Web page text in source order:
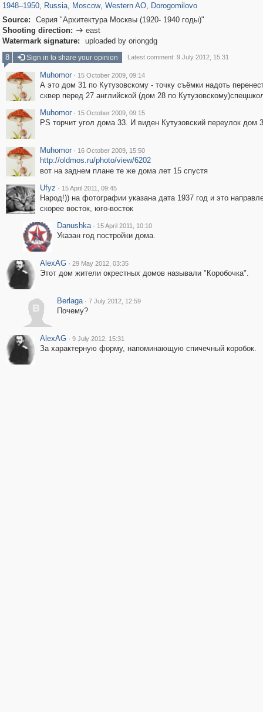
1948–1950, Russia, Moscow, Western AO, Dorogomilovo
Source:
Серия "Архитектура Москвы (1920- 1940 годы)"
Shooting direction:  east
Watermark signature:
uploaded by oriongdg
8
Sign in to share your opinion Latest comment: 9 July 2012, 15:31
Muhomor · 15 October 2009, 09:14
А это дом 31 по Кутузовскому - точку съёмки надоть
сквер перед 27 английской (дом 28 по
Muhomor · 15 October 2009, 09:15
PS торчит угол дома 33. И виден Кутузовский переулок дом
Muhomor · 16 October 2009, 15:50
http://oldmos.ru/photo/view/6202
вот на заднем плане те же дома лет 15 спустя
Ufyz · 15 April 2011, 09:45
Народ!)) на фотографии указана дата 1937 год и это
скорее восток, юго-восток
Danushka · 15 April 2011, 10:10
Указан год постройки дома.
AlexAG · 29 May 2012, 03:35
Этот дом жители окрестных домов называли "Коробочка".
B
Berlaga · 7 July 2012, 12:59
Почему?
AlexAG · 9 July 2012, 15:31
За характерную форму, напоминающую спичечный коробок.